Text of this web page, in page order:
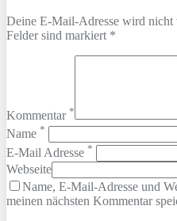
Deine E-Mail-Adresse wird
Felder sind markiert *
Kommentar *
Name *
E-Mail Adresse *
Webseite
Name, E-Mail-Adresse und
meinen nächsten Kommentar